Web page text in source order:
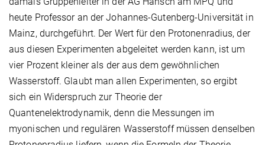
heute Professor an der Johannes-Gutenberg-Universität in
Mainz, durchgeführt. Der Wert für den Protonenradius, der
aus diesen Experimenten abgeleitet werden kann, ist um
vier Prozent kleiner als der aus dem gewöhnlichen
Wasserstoff. Glaubt man allen Experimenten, so ergibt
sich ein Widerspruch zur Theorie der
Quantenelektrodynamik, denn die Messungen im
myonischen und regulären Wasserstoff müssen denselben